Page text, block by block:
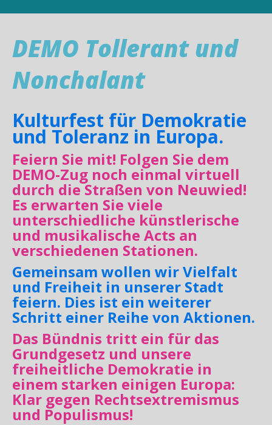
DEMO Tollerant und
Nonchalant
Kulturfest für Demokratie
und Toleranz in Europa.
Feiern Sie mit! Folgen Sie dem
DEMO-Zug noch einmal virtuell
durch die Straßen von Neuwied!
Es erwarten Sie viele
unterschiedliche künstlerische
und musikalische Acts an
verschiedenen Stationen.
Gemeinsam wollen wir Vielfalt
und Freiheit in unserer Stadt
feiern. Dies ist ein weiterer
Schritt einer Reihe von Aktionen.
Das Bündnis tritt ein für das
Grundgesetz und unsere
freiheitliche Demokratie in
einem starken einigen Europa:
Klar gegen Rechtsextremismus
und Populismus!